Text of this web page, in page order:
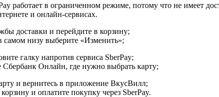
работает в ограниченном режиме, потому что не имеет
и онлайн-сервисах.
доставки и перейдите в корзину;
низу выберите «Изменить»;
галку напротив сервиса SberPay;
Онлайн, где нужно выбрать карту;
и вернитесь в приложение ВкусВилл;
и оплатите покупку через SberPay.